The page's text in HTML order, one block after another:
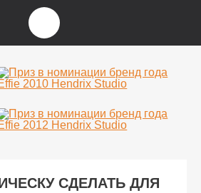
СДЕЛАТЬ ДЛЯ